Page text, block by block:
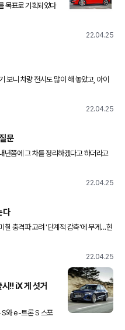
표로 기획되었다
의성 스포츠성을
22.04.25
보니 차량 전시도 많이 해 놓았고, 아이
말에 조카랑 꼭 한번 가 봐야겠어요!
22.04.25
문
쯤에 그 차를 정리하겠다고 하더라고
22.04.25
다
칠 충격파 고려 '단계적 감축'에 무게…현
인수위와 같은 입장…“시장 속도 맞춰
22.04.25
!! iX 게 섯거
S와 e-트론 S 스포